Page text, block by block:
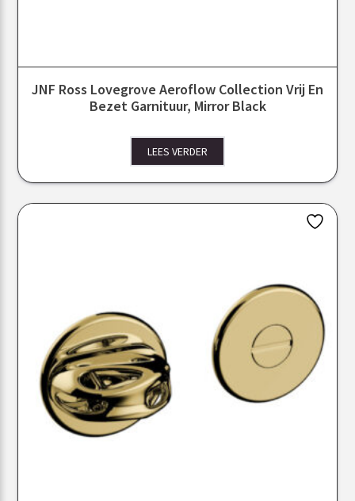
JNF Ross Lovegrove Aeroflow Collection Vrij En
Bezet Garnituur, Mirror Black
LEES VERDER